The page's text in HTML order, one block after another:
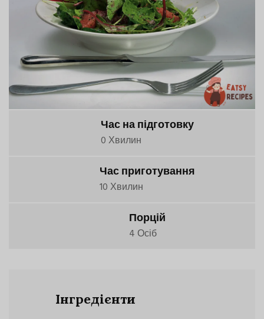
Час на підготовку
0 Хвилин
Час приготування
10 Хвилин
Порцій
4 Осіб
Інгредієнти